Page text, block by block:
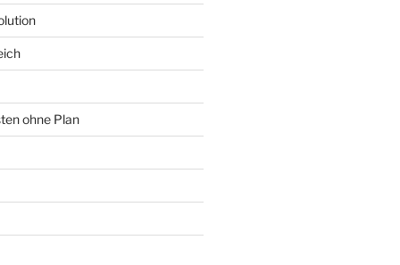
ohne Plan